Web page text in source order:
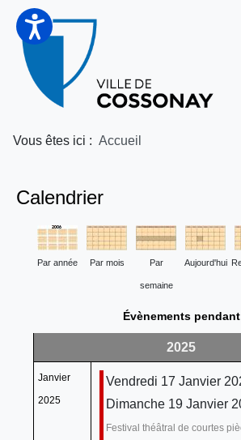
Vous êtes ici : Accueil
Calendrier
Par année Par mois Par
semaine
Aujourd'hui
Évènements pendant
2025
Janvier
2025
Vendredi 17 Janvier
Dimanche 19 Janvier
Festival théâtral de courtes